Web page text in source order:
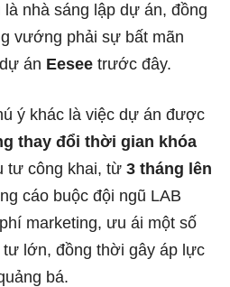
nhà sáng lập dự án, đồng
vướng phải sự bất mãn
án Eesee trước đây.
ý khác là việc dự án được
thay đổi thời gian khóa
tư công khai, từ 3 tháng lên
cáo buộc đội ngũ LAB
marketing, ưu ái một số
tư lớn, đồng thời gây áp lực
bá.